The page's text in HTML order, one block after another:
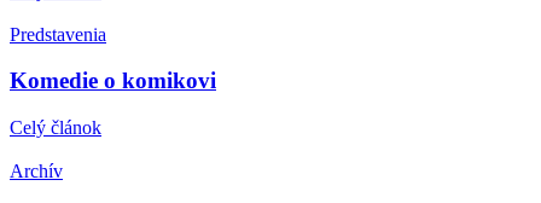
Predstavenia
Komedie o komikovi
Celý článok
Archív